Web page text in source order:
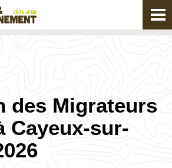
des Migrateurs
Cayeux-sur-